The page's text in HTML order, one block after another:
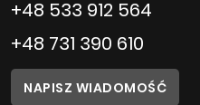
+48 533 912 564
+48 731 390 610
NAPISZ WIADOMOŚĆ